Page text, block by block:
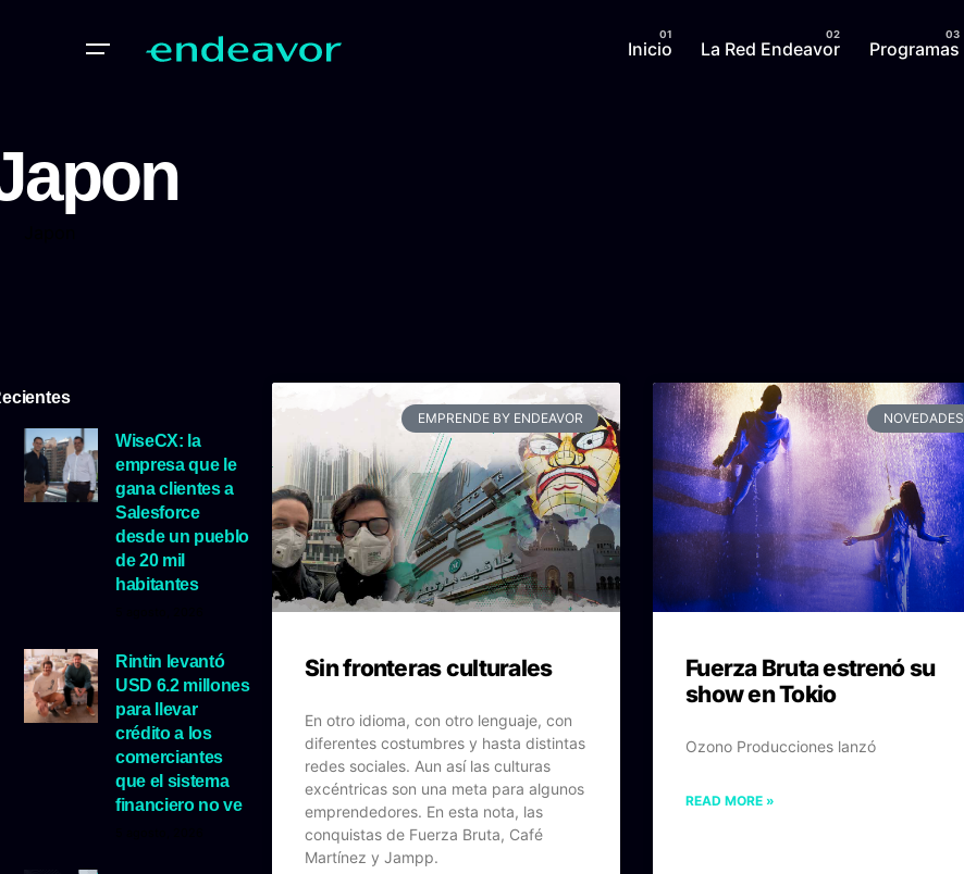
Inicio La Red Endeavor Programas
WiseCX: la
empresa que le
gana clientes a
Salesforce
desde un pueblo
de 20 mil
habitantes
Rintin levantó
USD 6.2 millones
para llevar
crédito a los
comerciantes
que el sistema
financiero no ve
EMPRENDE BY ENDEAVOR
Sin fronteras culturales
En otro idioma, con otro lenguaje, con
diferentes costumbres y hasta distintas
redes sociales. Aun así las culturas
excéntricas son una meta para algunos
emprendedores. En esta nota, las
conquistas de Fuerza Bruta, Café
Martínez y Jampp.
NOVEDADES
Fuerza Bruta estrenó su
show en Tokio
Ozono Producciones lanzó
READ MORE »